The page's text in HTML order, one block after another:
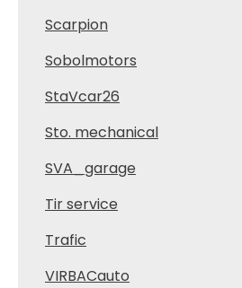
Scarpion
Sobolmotors
StaVcar26
Sto. mechanical
SVA_garage
Tir service
Trafic
VIRBACauto